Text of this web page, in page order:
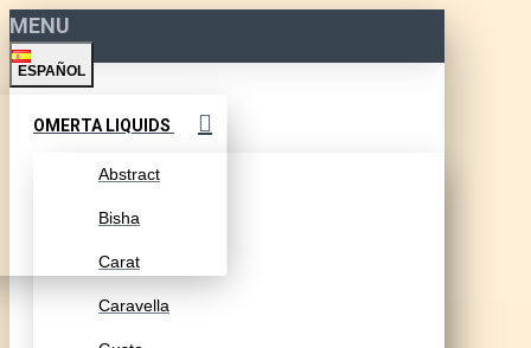
MENU
ESPAÑOL
OMERTA LIQUIDS
Abstract
Bisha
Carat
Caravella